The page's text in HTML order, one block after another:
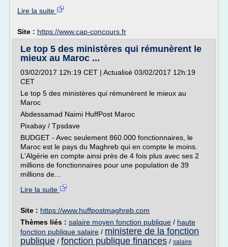
Lire la suite
Site : https://www.cap-concours.fr
Le top 5 des ministères qui rémunèrent le
mieux au Maroc ...
03/02/2017 12h:19 CET | Actualisé 03/02/2017 12h:19
CET
Le top 5 des ministères qui rémunèrent le mieux au
Maroc
Abdessamad Naimi HuffPost Maroc
Pixabay / Tpsdave
BUDGET - Avec seulement 860.000 fonctionnaires, le
Maroc est le pays du Maghreb qui en compte le moins.
L'Algérie en compte ainsi près de 4 fois plus avec ses 2
millions de fonctionnaires pour une population de 39
millions de...
Lire la suite
Site : https://www.huffpostmaghreb.com
Thèmes liés : salaire moyen fonction publique / haute
fonction publique salaire / ministere de la fonction
publique / fonction publique finances / salaire